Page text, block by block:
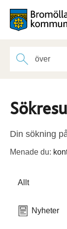
Din sökning
Menade du:
Allt
Nyheter